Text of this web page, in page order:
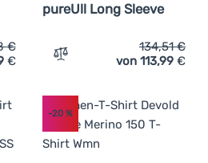
T-Shirt Devold Active "Stamp"
€
€
pureUll Long Sleeve
Zum Vergleich 'Damen-
134,51€
von 113,99 €
-20%